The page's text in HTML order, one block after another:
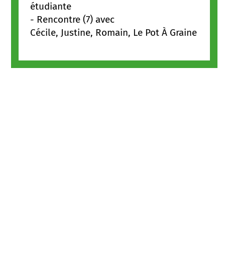
étudiante
- Rencontre (7) avec
Cécile, Justine, Romain, Le Pot À Graine